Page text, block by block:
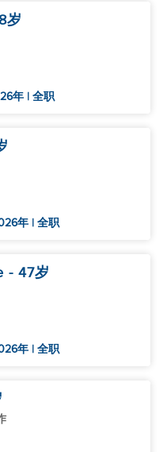
岁
年 | 全职
年 | 全职
- 47岁
年 | 全职